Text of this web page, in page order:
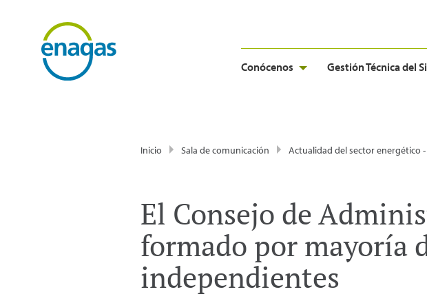
Conócenos Gestión Técnica del
Inicio Sala de comunicación Actualidad del sector energético -
El Consejo de
formado por mayoría
independientes